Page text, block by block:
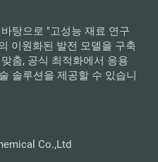
탕으로 "고성능 재료 연구
이원화된 발전 모델을 구축
춤, 공식 최적화에서 응용
솔루션을 제공할 수 있습니
Co.,Ltd